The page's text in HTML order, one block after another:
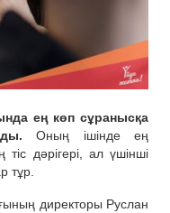
ең көп сұранысқа
Оның ішінде ең
дәрігері, ал үшінші
тұр.
директоры Руслан